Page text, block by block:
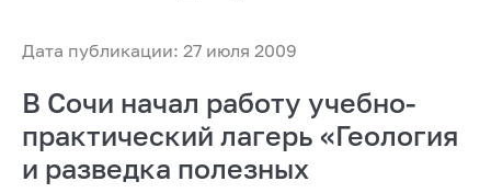
Дата публикации: 27 июля 2009
В Сочи начал работу учебно-
практический лагерь «Геология
и разведка полезных